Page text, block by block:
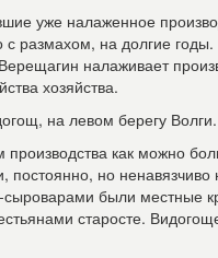
уже налаженное
размахом, на долгие
налаживает
хозяйства.
на левом берегу Волги.
как можно
но
были местные
старосте.